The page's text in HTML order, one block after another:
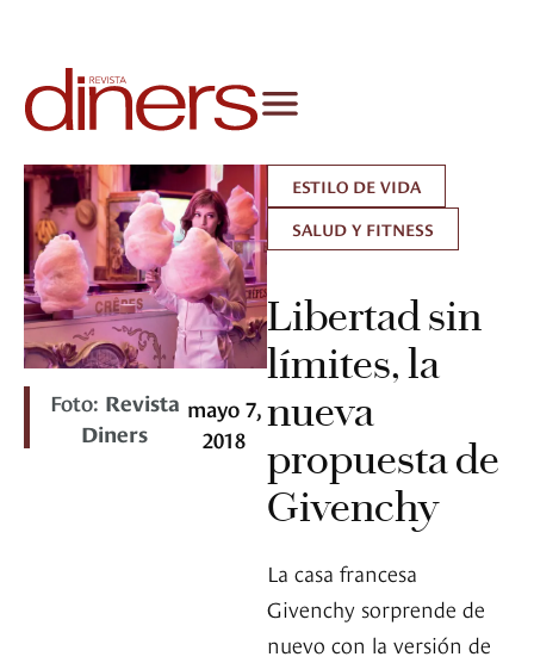
Foto: Revista
Diners
mayo 7,
2018
ESTILO DE VIDA
SALUD Y FITNESS
Libertad sin
límites, la
nueva
propuesta de
Givenchy
La casa francesa
Givenchy sorprende de
nuevo con la versión de